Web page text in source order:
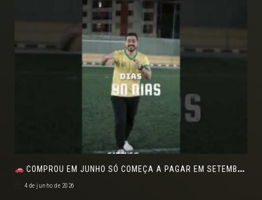
COMPROU EM JUNHO SÓ COMEÇA A PAGAR EM SETEMBRO!NO FEIRÃO DE VERDADE EM ARACJU
4 de junho de 2026